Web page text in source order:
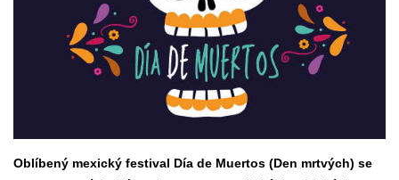
Oblíbený mexický festival Día de Muertos (Den mrtvých) se